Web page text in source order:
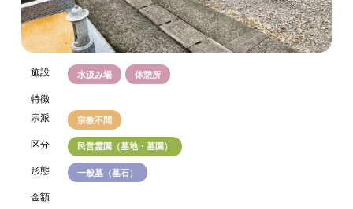
施設 水汲み場 休憩所
特徴
宗派
宗教不問
区分 民営霊園（墓地・墓園）
形態 一般墓（墓石）
金額